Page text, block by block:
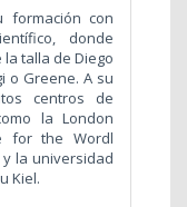
formación con
donde
talla de Diego
o Greene. A su
centros de
la London
for the Wordl
la universidad
Kiel.